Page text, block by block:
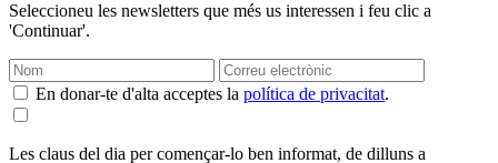
Seleccioneu les newsletters que més us interessen i feu clic a
'Continuar'.
En donar-te d'alta acceptes la política de privacitat.
Les claus del dia per començar-lo ben informat, de dilluns a